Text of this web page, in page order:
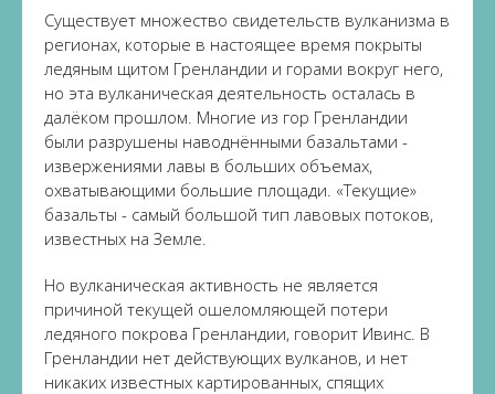
Существует множество свидетельств вулканизма в
регионах, которые в настоящее время покрыты
ледяным щитом Гренландии и горами вокруг него,
но эта вулканическая деятельность осталась в
далёком прошлом. Многие из гор Гренландии
были разрушены наводнёнными базальтами -
извержениями лавы в больших объемах,
охватывающими большие площади. «Текущие»
базальты - самый большой тип лавовых потоков,
известных на Земле.
Но вулканическая активность не является
причиной текущей ошеломляющей потери
ледяного покрова Гренландии, говорит Ивинс. В
Гренландии нет действующих вулканов, и нет
никаких известных картированных, спящих